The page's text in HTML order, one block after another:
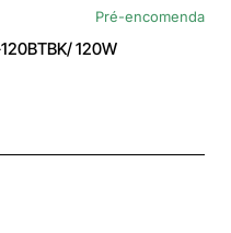
Pré-encomenda
120W